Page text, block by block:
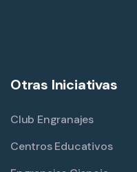
Otras Iniciativas
Club Engranajes
Centros Educativos